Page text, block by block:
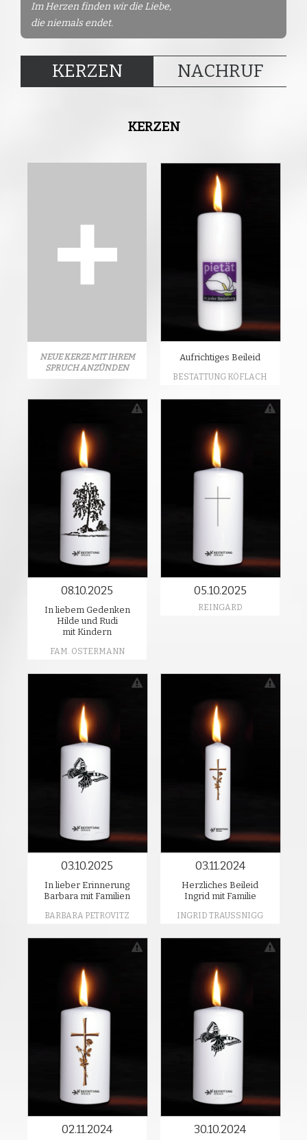
Im Herzen finden wir die Liebe,
die niemals endet.
KERZEN NACHRUF
KERZEN
NEUE KERZE MIT IHREM
SPRUCH ANZÜNDEN
Aufrichtiges Beileid
BESTATTUNG KÖFLACH
08.10.2025
In liebem Gedenken
Hilde und Rudi
mit Kindern
FAM. OSTERMANN
05.10.2025
REINGARD
03.10.2025
In lieber Erinnerung
Barbara mit Familien
BARBARA PETROVITZ
03.11.2024
Herzliches Beileid
Ingrid mit Familie
INGRID TRAUSSNIGG
02.11.2024 30.10.2024